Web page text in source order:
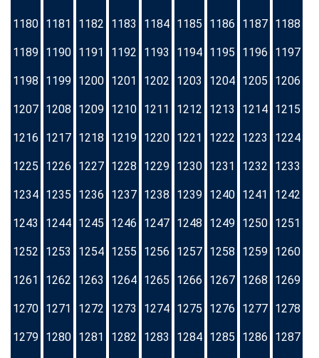
1180 1181 1182 1183 1184 1185 1186 1187 1188
1189 1190 1191 1192 1193 1194 1195 1196 1197
1198 1199 1200 1201 1202 1203 1204 1205 1206
1207 1208 1209 1210 1211 1212 1213 1214 1215
1216 1217 1218 1219 1220 1221 1222 1223 1224
1225 1226 1227 1228 1229 1230 1231 1232 1233
1234 1235 1236 1237 1238 1239 1240 1241 1242
1243 1244 1245 1246 1247 1248 1249 1250 1251
1252 1253 1254 1255 1256 1257 1258 1259 1260
1261 1262 1263 1264 1265 1266 1267 1268 1269
1270 1271 1272 1273 1274 1275 1276 1277 1278
1279 1280 1281 1282 1283 1284 1285 1286 1287